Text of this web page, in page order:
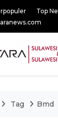
Top
Tag Bmd